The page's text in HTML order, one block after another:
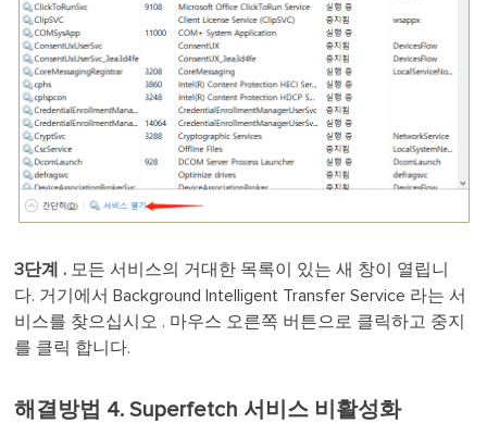
3단계 . 모든 서비스의 거대한 목록이 있는 새 창이 열립니
다. 거기에서 Background Intelligent Transfer Service 라는 서
비스를 찾으십시오 . 마우스 오른쪽 버튼으로 클릭하고 중지
를 클릭 합니다.
해결방법 4. Superfetch 서비스 비활성화